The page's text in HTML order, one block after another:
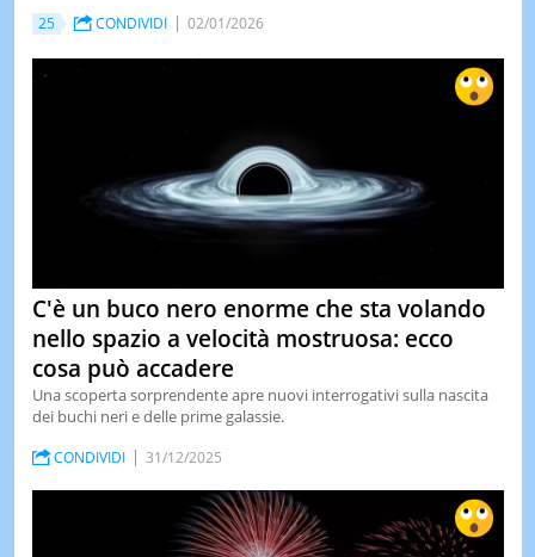
25 CONDIVIDI 02/01/2026
C'è un buco nero enorme che sta volando
nello spazio a velocità mostruosa: ecco
cosa può accadere
Una scoperta sorprendente apre nuovi interrogativi sulla nascita
dei buchi neri e delle prime galassie.
CONDIVIDI 31/12/2025